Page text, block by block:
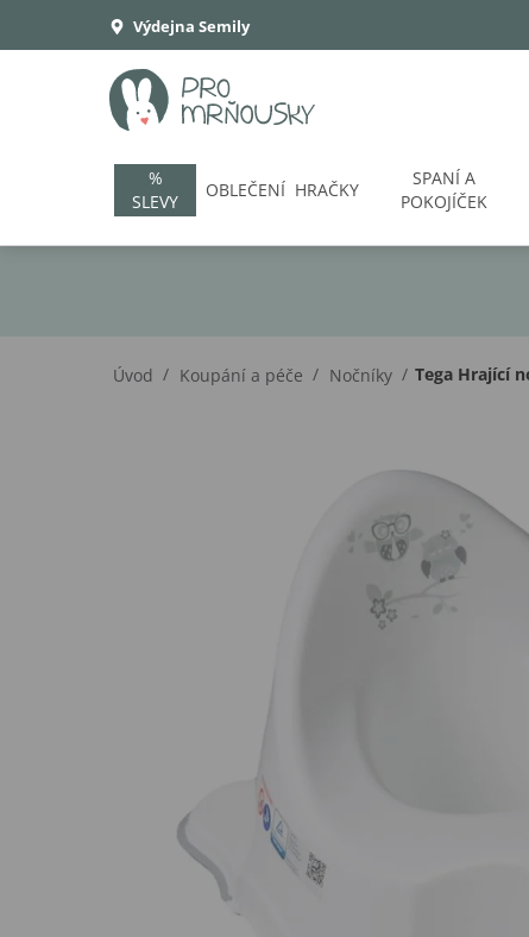
Výdejna Semily
%
SLEVY
OBLEČENÍ HRAČKY
SPANÍ A
POKOJÍČEK
Úvod / Koupání a péče / Nočníky / Tega Hrající